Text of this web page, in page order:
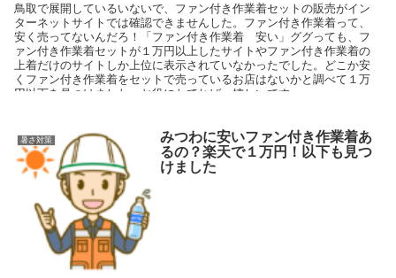
鳥取で展開しているいないで、ファン付き作業着セットの販売がイン
ターネットサイトでは確認できませんした。ファン付き作業着って、
安く売ってないんだろ！「ファン付き作業着 安い」ググっても、フ
ァン付き作業着セットが１万円以上したサイトやファン付き作業着の
上着だけのサイトしか上位に表示されていなかったでした。どこか安
くファン付き作業着をセットで売っているお店はないかと調べて１万
円以下を見つけました。お役にたてれば、嬉しいです。
暑さ対策
みつわに安いファン付き作業着あ
るの？楽天で１万円！以下も見つ
けました